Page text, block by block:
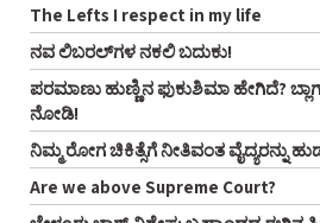
The Lefts I respect in my life
ನವ ಲಿಬರಲ್‌ಗಳ ನಕಲಿ ಬದುಕು!
ಪರಮಾಣು ಹುಣ್ಣಿನ ಫುಕುಶಿಮಾ ಹೇಗಿದೆ?
ನೋಡಿ!
ನಿಮ್ಮ ರೋಗ ಚಿಕಿತ್ಸೆಗೆ ನೀತಿವಂತ ವೈದ್ಯರನ್ನು
Are we above Supreme Court?